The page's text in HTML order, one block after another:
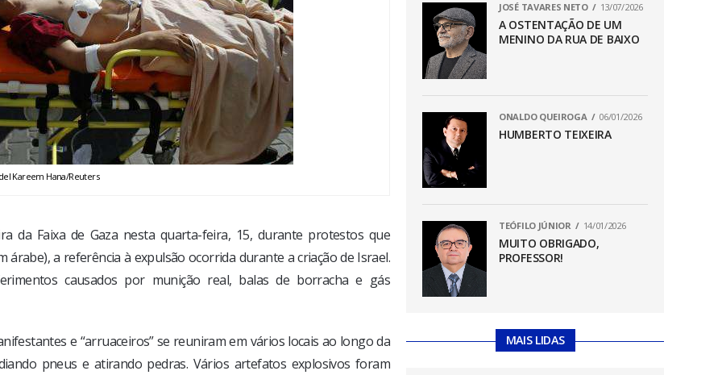
Kareem Hana/Reuters
da Faixa de Gaza nesta quarta-feira, 15, durante protestos que
árabe), a referência à expulsão ocorrida durante a criação de Israel.
causados por munição real, balas de borracha e gás
e “arruaceiros” se reuniram em vários locais ao longo da
pneus e atirando pedras. Vários artefatos explosivos foram
JOSÉ TAVARES NETO 13/07/2026
A OSTENTAÇÃO DE UM
MENINO DA RUA DE BAIXO
ONALDO QUEIROGA 06/01/2026
HUMBERTO TEIXEIRA
TEÓFILO JÚNIOR 14/01/2026
MUITO OBRIGADO,
PROFESSOR!
MAIS LIDAS